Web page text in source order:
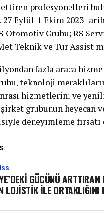
ettiren profesyonelleri
27 Eylül-1 Ekim 2023
Grubu; RS
Teknik ve Tur Assist
fazla araca
teknoloji
hizmetlerini ve
şirket grubunun
deneyimleme fırsatı
GÜCÜNÜ
LOJİSTİK İLE ORTAKLIĞINI